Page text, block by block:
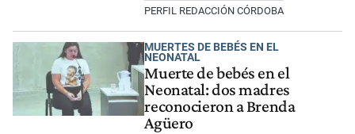
PERFIL REDACCIÓN CÓRDOBA
MUERTES DE BEBÉS EN EL
NEONATAL
Muerte de bebés en el
Neonatal: dos madres
reconocieron a Brenda
Agüero